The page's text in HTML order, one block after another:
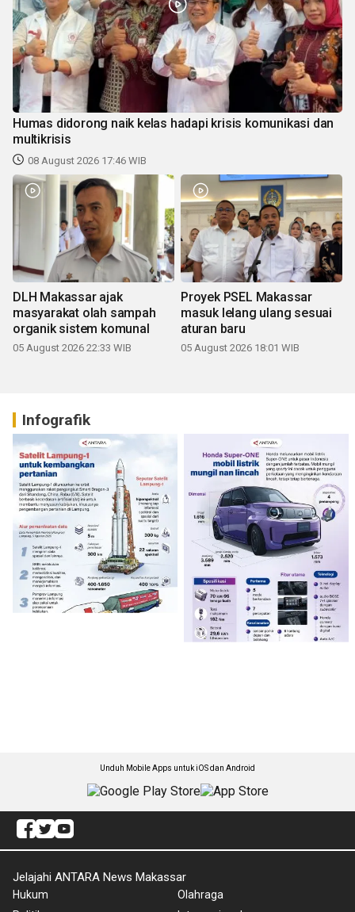
Humas didorong naik kelas hadapi krisis komunikasi dan
multikrisis
08 August 2026 17:46 WIB
DLH Makassar ajak
masyarakat olah sampah
organik sistem komunal
05 August 2026 22:33 WIB
Proyek PSEL Makassar
masuk lelang ulang sesuai
aturan baru
05 August 2026 18:01 WIB
Infografik
Unduh Mobile Apps untuk iOS dan Android
Jelajahi ANTARA News Makassar
Hukum
Olahraga